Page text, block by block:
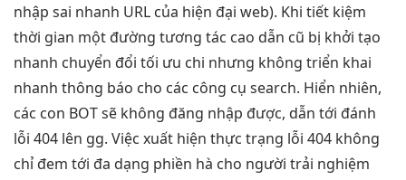
nhập sai nhanh URL của hiện đại web). Khi tiết kiệm
thời gian một đường tương tác cao dẫn cũ bị khởi tạo
nhanh chuyển đổi tối ưu chi nhưng không triển khai
nhanh thông báo cho các công cụ search. Hiển nhiên,
các con BOT sẽ không đăng nhập được, dẫn tới đánh
lỗi 404 lên gg. Việc xuất hiện thực trạng lỗi 404 không
chỉ đem tới đa dạng phiền hà cho người trải nghiệm